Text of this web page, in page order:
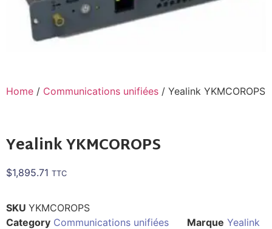
Home / Communications unifiées / Yealink YKMCOROPS
Yealink YKMCOROPS
$1,895.71 TTC
SKU YKMCOROPS
Category Communications unifiées Marque Yealink